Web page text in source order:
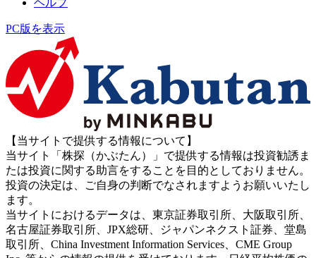
ヘルプ
PC版を表示
【当サイトで提供する情報について】
当サイト「株探（かぶたん）」で提供する情報は投資勧誘ま
たは投資に関する助言をすることを目的としておりません。
投資の決定は、ご自身の判断でなされますようお願いいたし
ます。
当サイトにおけるデータは、東京証券取引所、大阪取引所、
名古屋証券取引所、JPX総研、ジャパンネクスト証券、堂島
取引所、China Investment Information Services、CME Group